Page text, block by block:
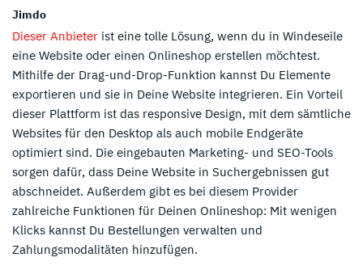
Jimdo
Dieser Anbieter ist eine tolle Lösung, wenn du in Windeseile
eine Website oder einen Onlineshop erstellen möchtest.
Mithilfe der Drag-und-Drop-Funktion kannst Du Elemente
exportieren und sie in Deine Website integrieren. Ein Vorteil
dieser Plattform ist das responsive Design, mit dem sämtliche
Websites für den Desktop als auch mobile Endgeräte
optimiert sind. Die eingebauten Marketing- und SEO-Tools
sorgen dafür, dass Deine Website in Suchergebnissen gut
abschneidet. Außerdem gibt es bei diesem Provider
zahlreiche Funktionen für Deinen Onlineshop: Mit wenigen
Klicks kannst Du Bestellungen verwalten und
Zahlungsmodalitäten hinzufügen.